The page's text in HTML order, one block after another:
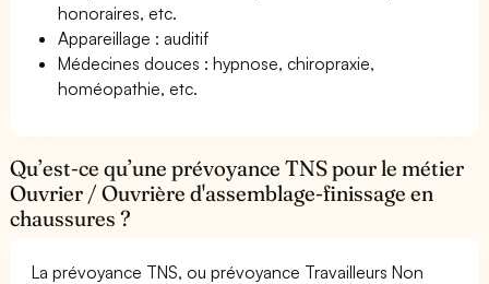
honoraires, etc.
Appareillage : auditif
Médecines douces : hypnose, chiropraxie,
homéopathie, etc.
Qu’est-ce qu’une prévoyance TNS pour le métier
Ouvrier / Ouvrière d'assemblage-finissage en
chaussures ?
La prévoyance TNS, ou prévoyance Travailleurs Non